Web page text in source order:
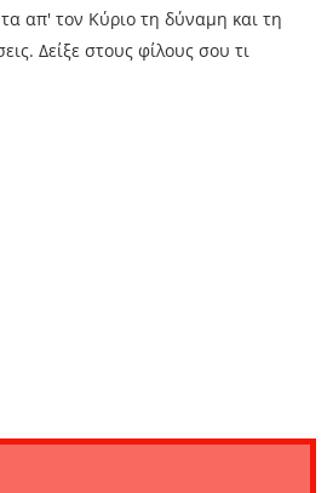
απ' τον Κύριο τη δύναμη και τη
Δείξε στους φίλους σου τι